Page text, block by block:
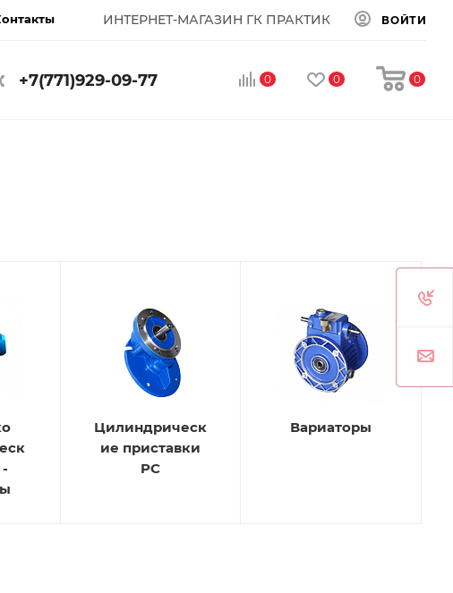
ИНТЕРНЕТ-МАГАЗИН ГК ПРАКТИК ВОЙТИ
0 0 0
+7(771)929-09-77
Цилиндрическ
ие приставки
PC
Вариаторы